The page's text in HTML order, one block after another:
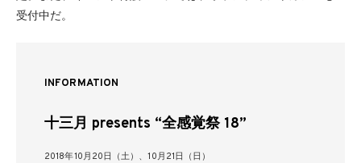
受付中だ。
INFORMATION
十三月 presents “全感覚祭 18”
2018年10月20日（土）、10月21日（日）